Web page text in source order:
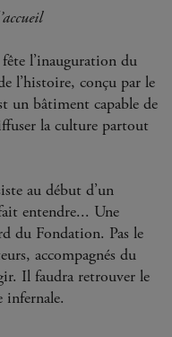
l’inauguration du
l’histoire, conçu par le
un bâtiment capable de
la culture partout
au début d’un
entendre... Une
du Fondation. Pas le
accompagnés du
Il faudra retrouver le
infernale.